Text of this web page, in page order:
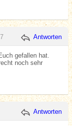
Antworten
gefallen hat.
noch sehr
Antworten